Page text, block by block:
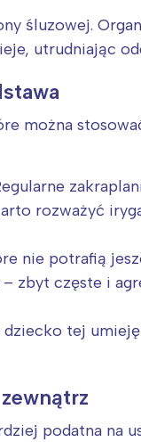
śluzowej.
utrudniając
można
rozważyć
nie potrafią
zbyt częste i
tej
podatna na